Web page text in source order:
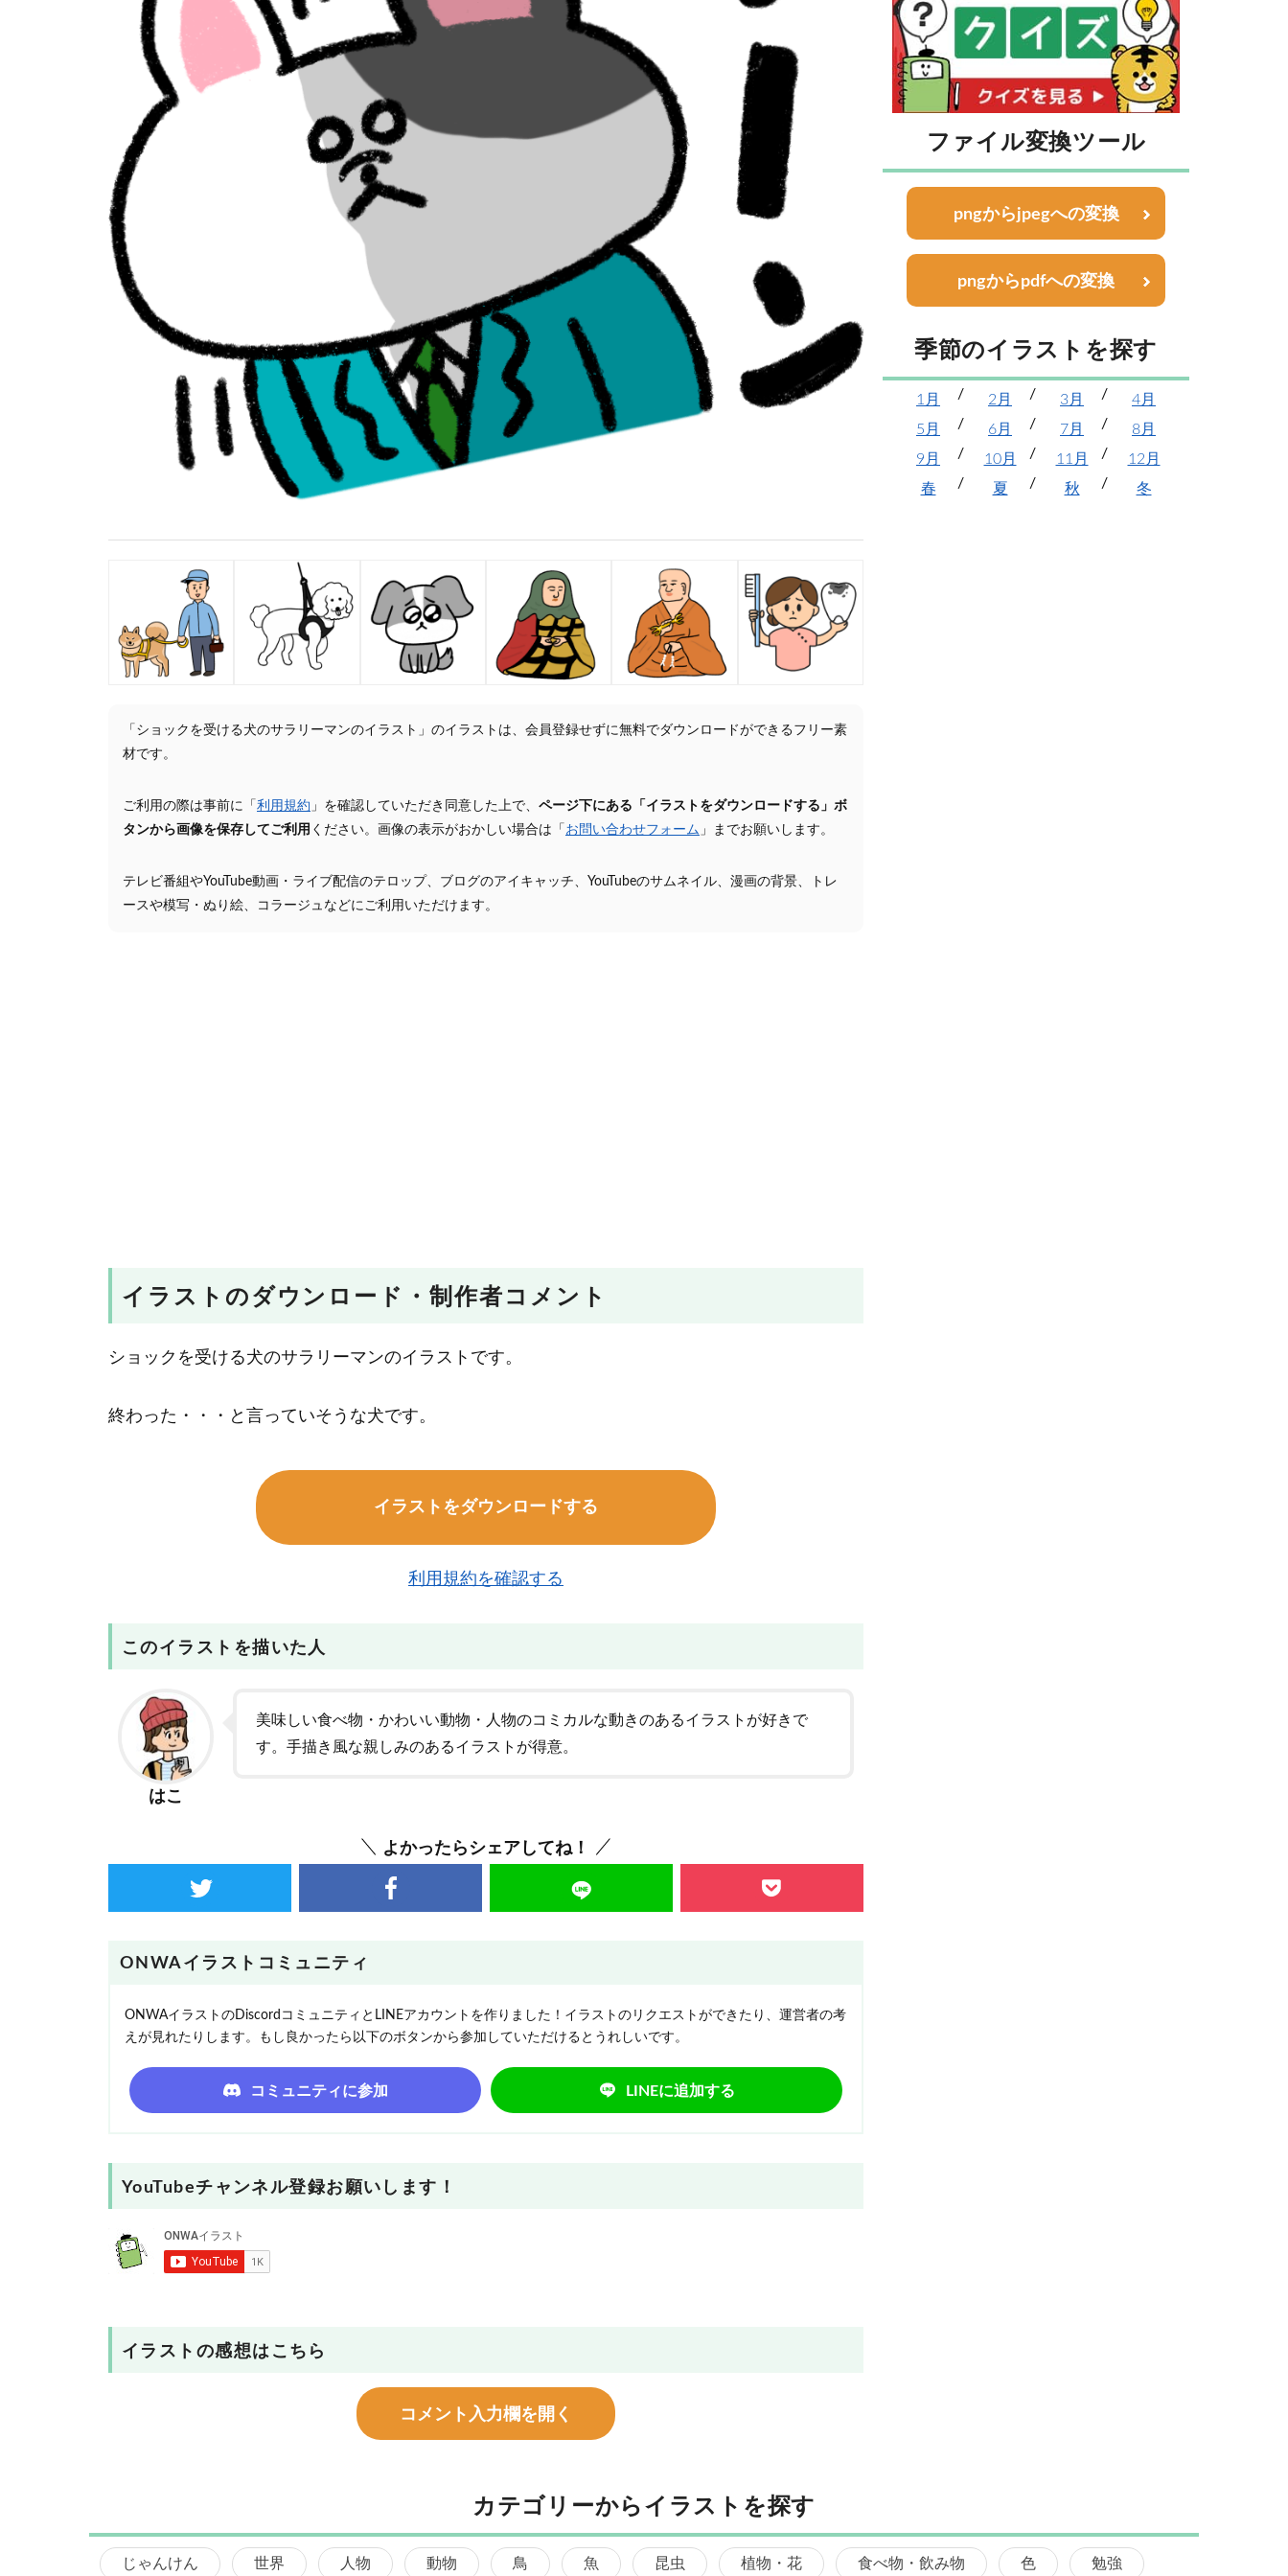
「ショックを受ける犬のサラリーマンのイラスト」のイラストは、会員登録せずに無料でダウンロードができるフリー素
材です。
ご利用の際は事前に「 利用規約 」を確認していただき同意した上で、 ページ下にある「イラストをダウンロードする」ボ
タンから画像を保存してご利用 ください。画像の表示がおかしい場合は「 お問い合わせフォーム 」までお願いします。
テレビ番組やYouTube動画・ライブ配信のテロップ、ブログのアイキャッチ、YouTubeのサムネイル、漫画の背景、トレ
ースや模写・ぬり絵、コラージュなどにご利用いただけます。
イラストのダウンロード・制作者コメント
ショックを受ける犬のサラリーマンのイラストです。
終わった・・・と言っていそうな犬です。
イラストをダウンロードする
利用規約を確認する
このイラストを描いた人
はこ
美味しい食べ物・かわいい動物・人物のコミカルな動きのあるイラストが好きで
す。手描き風な親しみのあるイラストが得意。
よかったらシェアしてね！
ONWAイラストコミュニティ
ONWAイラストのDiscordコミュニティとLINEアカウントを作りました！イラストのリクエストができたり、運営者の考
えが見れたりします。もし良かったら以下のボタンから参加していただけるとうれしいです。
コミュニティに参加 LINEに追加する
YouTubeチャンネル登録お願いします！
イラストの感想はこちら
コメント入力欄を開く
ファイル変換ツール
pngからjpegへの変換
pngからpdfへの変換
季節のイラストを探す
1月 2月 3月
4月
5月
6月 7月
8月
9月
10月 11月
12月
春
夏 秋 冬
カテゴリーからイラストを探す
じゃんけん 世界 人物 動物 鳥 魚 昆虫 植物・花 食べ物・飲み物 色 勉強